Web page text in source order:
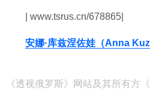
| www.tsrus.cn/678865|
安娜·库兹涅佐娃（Anna
《透视俄罗斯》网站及其所有方